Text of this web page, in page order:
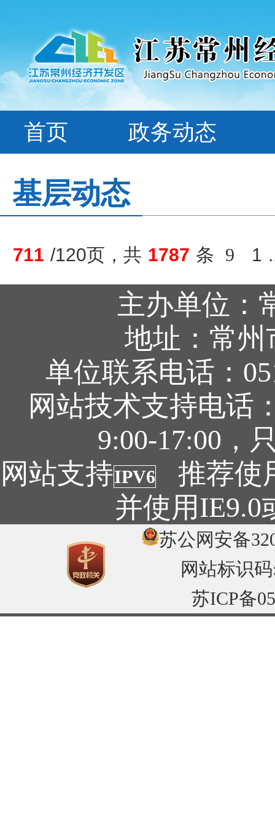
首页 政务动态
基层动态
711 /120页，共 1787 条 9 1
主办单位：
地址：常州
单位联系电话：
网站技术支持电话
9:00-17:00，
网站支持IPV6推荐使
并使用IE9.0
苏公网安备
网站标识码
苏ICP备